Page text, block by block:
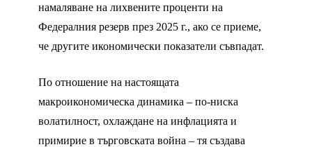
намаляване на лихвените проценти на
Федералния резерв през 2025 г., ако се приеме,
че другите икономически показатели съвпадат.
По отношение на настоящата
макроикономическа динамика – по-ниска
волатилност, охлаждане на инфлацията и
примирие в търговската война – тя създава